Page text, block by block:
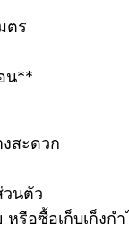
ตร
น**
สะดวก
วนตัว
รือซื้อเก็บเก็งกำ